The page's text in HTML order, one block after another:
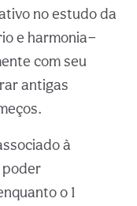
no estudo da
e harmonia—
com seu
antigas
à
poder
o 1